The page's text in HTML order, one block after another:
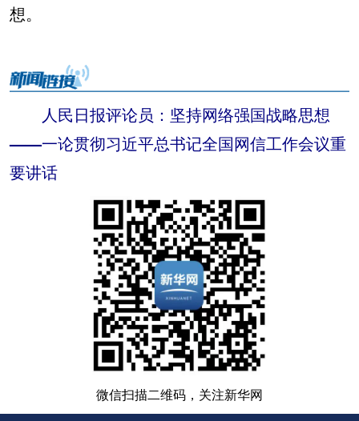
想。
人民日报评论员：坚持网络强国战略思想
——一论贯彻习近平总书记全国网信工作会议重
要讲话
微信扫描二维码，关注新华网